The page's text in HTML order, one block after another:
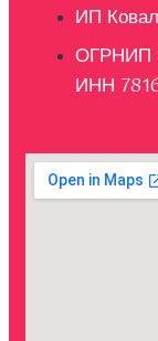
ИП
ОГРНИП
ИНН